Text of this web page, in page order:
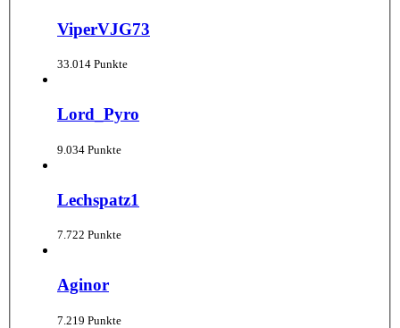
ViperVJG73
33.014 Punkte
Lord_Pyro
9.034 Punkte
Lechspatz1
7.722 Punkte
Aginor
7.219 Punkte